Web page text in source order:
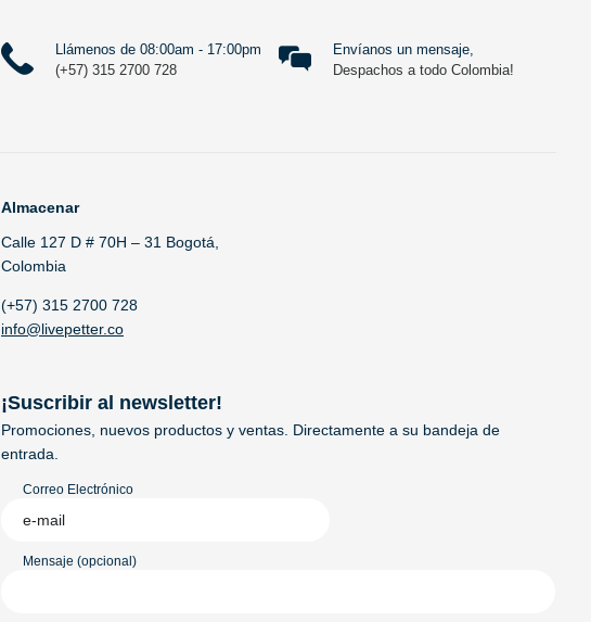
Llámenos de 08:00am - 17:00pm
(+57) 315 2700 728
Envíanos un mensaje,
Despachos a todo Colombia!
Almacenar
Calle 127 D # 70H – 31 Bogotá,
Colombia
(+57) 315 2700 728
info@livepetter.co
¡Suscribir al newsletter!
Promociones, nuevos productos y ventas. Directamente a su bandeja de
entrada.
Correo Electrónico
Mensaje (opcional)